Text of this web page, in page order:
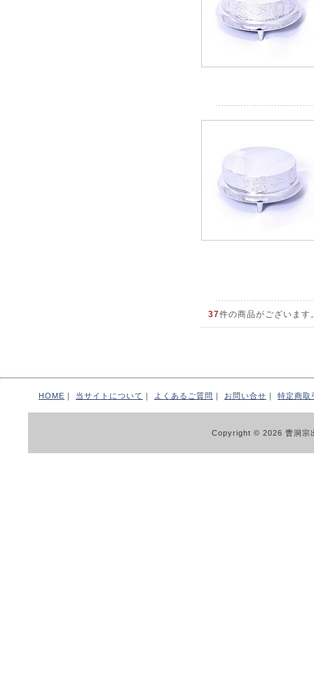
37件の商品がございます
HOME ｜ 当サイトについて ｜ よくあるご質問 ｜ お問い合せ ｜ 特定商取
Copyright © 2026 曹洞宗